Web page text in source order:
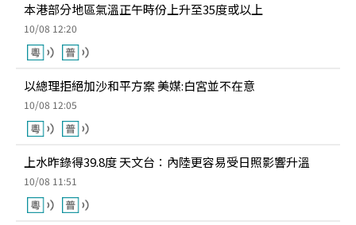
本港部分地區氣溫正午時份上升至35度或以上
10/08 12:20
以總理拒絕加沙和平方案 美媒:白宮並不在意
10/08 12:05
上水昨錄得39.8度 天文台：內陸更容易受日照影響升溫
10/08 11:51